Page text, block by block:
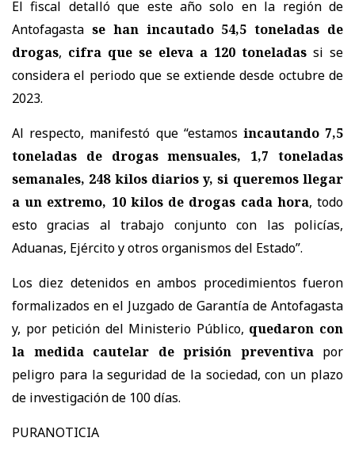
El fiscal detalló que este año solo en la región de
Antofagasta se han incautado 54,5 toneladas de
drogas, cifra que se eleva a 120 toneladas si se
considera el periodo que se extiende desde octubre de
2023.
Al respecto, manifestó que “estamos incautando 7,5
toneladas de drogas mensuales, 1,7 toneladas
semanales, 248 kilos diarios y, si queremos llegar
a un extremo, 10 kilos de drogas cada hora, todo
esto gracias al trabajo conjunto con las policías,
Aduanas, Ejército y otros organismos del Estado”.
Los diez detenidos en ambos procedimientos fueron
formalizados en el Juzgado de Garantía de Antofagasta
y, por petición del Ministerio Público, quedaron con
la medida cautelar de prisión preventivapor
peligro para la seguridad de la sociedad, con un plazo
de investigación de 100 días.
PURANOTICIA